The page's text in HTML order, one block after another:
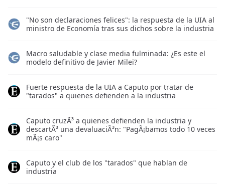
"No son declaraciones felices": la respuesta de la UIA al
ministro de Economía tras sus dichos sobre la industria
Macro saludable y clase media fulminada: ¿Es este el
modelo definitivo de Javier Milei?
Fuerte respuesta de la UIA a Caputo por tratar de
"tarados" a quienes defienden a la industria
Caputo cruzÃ³ a quienes defienden la industria y
descartÃ³ una devaluaciÃ³n: "PagÃ¡bamos todo 10 veces
mÃ¡s caro"
Caputo y el club de los "tarados" que hablan de
industria